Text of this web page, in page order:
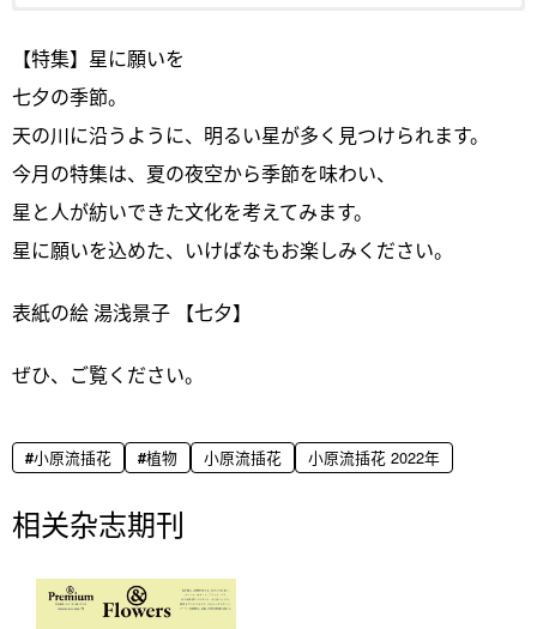
【特集】星に願いを
七夕の季節。
天の川に沿うように、明るい星が多く見つけられます。
今月の特集は、夏の夜空から季節を味わい、
星と人が紡いできた文化を考えてみます。
星に願いを込めた、いけばなもお楽しみください。
表紙の絵 湯浅景子 【七夕】
ぜひ、ご覧ください。
小原流插花 植物 小原流插花 小原流插花 2022年
相关杂志期刊